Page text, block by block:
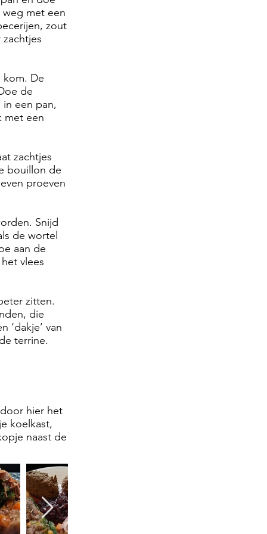
weg met een
zout
kom. De
de
een pan,
met een
zachtjes
bouillon de
proeven
Snijd
de wortel
aan de
vlees
zitten.
die
‘dakje’ van
terrine.
hier het
koelkast,
naast de